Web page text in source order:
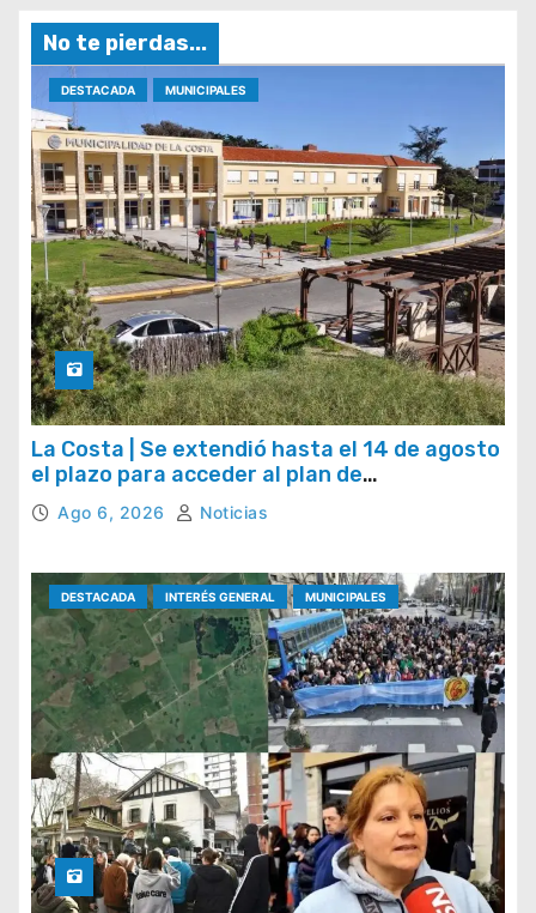
No te pierdas...
DESTACADA MUNICIPALES
La Costa | Se extendió hasta el 14 de agosto
el plazo para acceder al plan de
regularización de tasas municipales
Ago 6, 2026 Noticias
DESTACADA INTERÉS GENERAL MUNICIPALES